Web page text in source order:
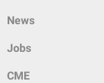
News
Jobs
CME